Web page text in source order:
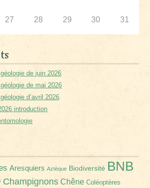
27 28 29 30 31
de juin 2026
de mai 2026
d’avril 2026
introduction
Aresquiers Aztèque Biodiversité BNB
Champignons Chêne Coléoptères